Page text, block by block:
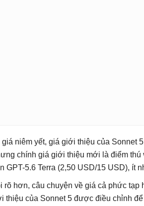
giá niêm yết, giá giới thiệu của Sonnet
chính giá giới thiệu mới là điểm
GPT-5.6 Terra (2,50 USD/15 USD), ít
rõ hơn, câu chuyện về giá cả phức
thiệu của Sonnet 5 được điều chỉnh